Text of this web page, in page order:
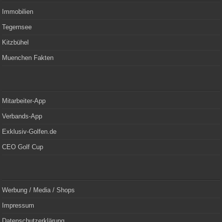
Immobilien
Tegernsee
Kitzbühel
Muenchen Fakten
Mitarbeiter-App
Verbands-App
Exklusiv-Golfen.de
CEO Golf Cup
Werbung / Media / Shops
Impressum